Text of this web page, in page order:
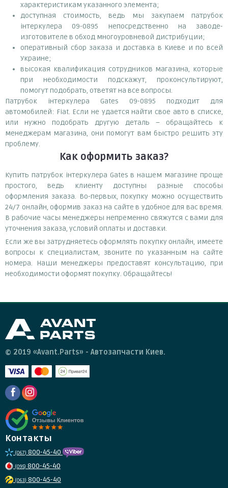
характеристикам указанного элемента;
доступная стоимость, ведь мы закупаем патрубок
інтеркулера 09-0895 непосредственно на заводе-
изготовителе в обход многоуровневой дистрибуции;
оперативный сбор заказа и доставка в Киеве и по всей
Украине;
высокая квалификация сотрудников магазина, которые
при необходимости подскажут, проконсультируют,
помогут подобрать, ответят на все вопросы.
Патрубок інтеркулера Gates 09-0895 подходит для
автомобилей: Fiat. Если не удается найти свое авто в списке,
или нужно подобрать другую деталь – обращайтесь к
менеджерам магазина, они помогут вам быстро решить эту
проблему.
Как оформить заказ?
Купить патрубок інтеркулера Gates в нашем магазине проще
простого, ведь клиенту доступны разные способы
оформления заказа. Во-первых, покупку можно осуществить
24/7 онлайн, оформив заказ на сайте в удобное для вас время.
В рабочие часы менеджеры непременно свяжутся с вами для
уточнения заказа, условий оплаты и доставки.
Если же вы затрудняетесь оформлять покупку онлайн, имеете
вопросы к специалистам, звоните по указанным на сайте
номера. Наши менеджеры предоставят консультацию, при
необходимости оформят покупку. Обращайтесь!
© 2019 «Avant.Parts» - Автозапчасти Киев.
Контакты
(067) 800-45-40
(095) 800-45-40
(063) 800-45-40